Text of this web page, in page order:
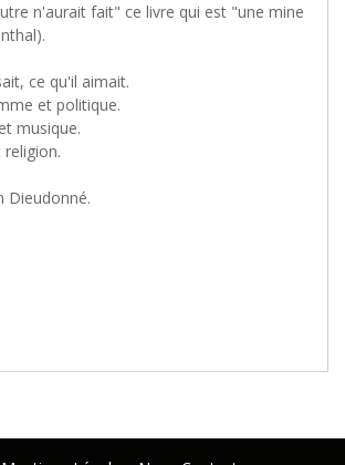
n'aurait fait" ce livre qui est "une mine
ce qu'il aimait.
et politique.
musique.
Dieudonné.